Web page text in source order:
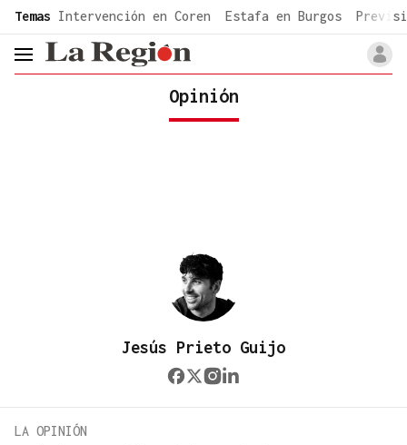
common.go-to-content
Temas Intervención en Coren Estafa en Burgos
header.menu.open
Opinión
Jesús Prieto Guijo
LA OPINIÓN